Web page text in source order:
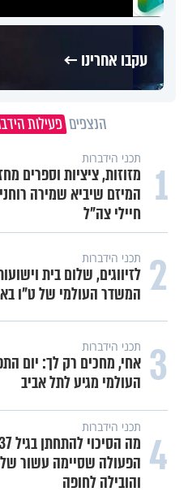
עקבו אחרינו ←
הנצפים פעילות
1 תכני הידברות
מזוזות, ציציות וספרים
המיזם שיביא שמירה
חיילי צה"ל
2 תכני הידברות
לזיווגים, שלום בית
המשדר העולמי של ט"ו
3 תכני הידברות
אחי, מחכים רק לך: יום
העולמי מגיע לתל אביב
4 תכני הידברות
הפעולה שסיימה עשור
והובילה לחופה